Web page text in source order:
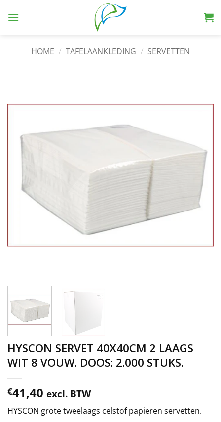
HOME / TAFELAANKLEDING / SERVETTEN
HYSCON SERVET 40X40CM 2 LAAGS
WIT 8 VOUW. DOOS: 2.000 STUKS.
€41,40 excl. BTW
HYSCON grote tweelaags celstof papieren servetten.